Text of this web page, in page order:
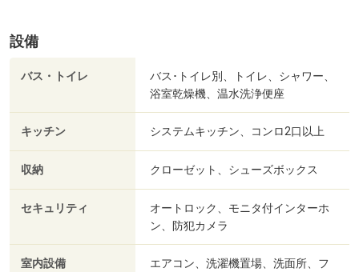
設備
バス・トイレ
バス･トイレ別、トイレ、シャワー、
浴室乾燥機、温水洗浄便座
キッチン システムキッチン、コンロ2口以上
収納 クローゼット、シューズボックス
セキュリティ
オートロック、モニタ付インターホ
ン、防犯カメラ
室内設備
エアコン、洗濯機置場、洗面所、フ